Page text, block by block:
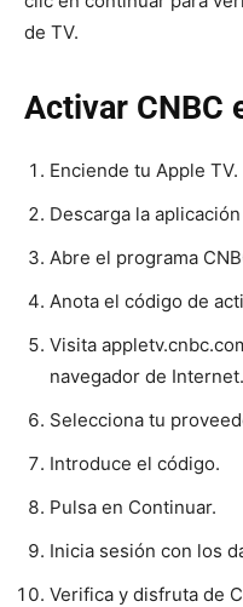
de TV.
Activar CNBC
Enciende tu Apple TV.
Descarga la
Abre el programa
Anota el código de
Visita
navegador de Internet.
Selecciona tu
Introduce el código.
Pulsa en Continuar.
Inicia sesión con los
Verifica y disfruta de